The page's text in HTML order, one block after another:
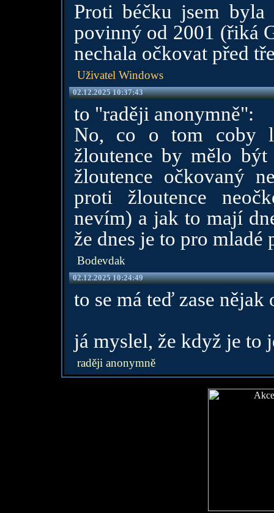
Proti béčku jsem
povinný od 2001 (řiká
nechala očkovat před
Uživatel Windows
02.12.2025 10:37:43
to "raději anonymně":
No, co o tom coby
žloutence by mělo
žloutence očkovaný
proti žloutence
nevím) a jak to mají
že dnes je to pro mladé
Bodevdak
02.12.2025 10:24:49
to se má teď zase nějak
já myslel, že když je to
raději anonymně